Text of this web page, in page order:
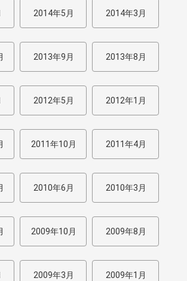
2014年5月 2014年3月
2013年9月 2013年8月
2012年5月 2012年1月
2011年10月 2011年4月
2010年6月 2010年3月
2009年10月 2009年8月
2009年3月 2009年1月